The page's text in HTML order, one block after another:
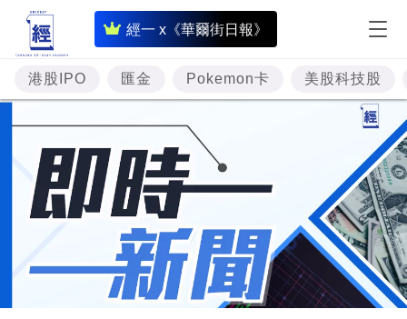
經一 x《華爾街日報》
即
時
財
經
專
題
投
資
樓
市
港股IPO 匯金 Pokemon卡 美股科技股